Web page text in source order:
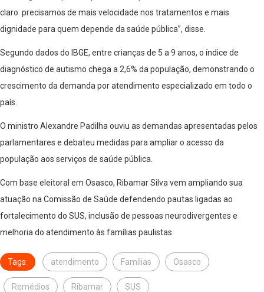
claro: precisamos de mais velocidade nos tratamentos e mais
dignidade para quem depende da saúde pública”, disse.
Segundo dados do IBGE, entre crianças de 5 a 9 anos, o índice de
diagnóstico de autismo chega a 2,6% da população, demonstrando o
crescimento da demanda por atendimento especializado em todo o
país.
O ministro Alexandre Padilha ouviu as demandas apresentadas pelos
parlamentares e debateu medidas para ampliar o acesso da
população aos serviços de saúde pública.
Com base eleitoral em Osasco, Ribamar Silva vem ampliando sua
atuação na Comissão de Saúde defendendo pautas ligadas ao
fortalecimento do SUS, inclusão de pessoas neurodivergentes e
melhoria do atendimento às famílias paulistas.
Tags: atendimento Famílias Osasco
Remédios Ribamar SUS